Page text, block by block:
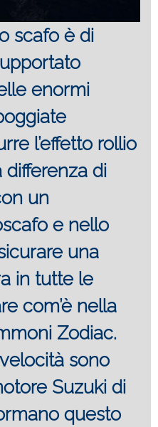
scafo è di
enormi
l’effetto rollio
differenza di
un
e nello
una
in tutte le
com’è nella
Zodiac.
sono
Suzuki di
questo